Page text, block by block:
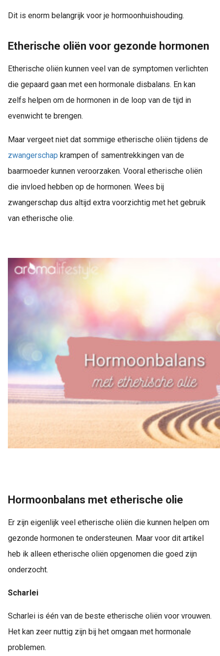
Dit is enorm belangrijk voor je hormoonhuishouding.
Etherische oliën voor gezonde hormonen
Etherische oliën kunnen veel van de symptomen verlichten
die gepaard gaan met een hormonale disbalans. En kan
zelfs helpen om de hormonen in de loop van de tijd in
evenwicht te brengen.
Maar vergeet niet dat sommige etherische oliën tijdens de
zwangerschap krampen of samentrekkingen van de
baarmoeder kunnen veroorzaken. Vooral etherische oliën
die invloed hebben op de hormonen. Wees bij
zwangerschap dus altijd extra voorzichtig met het gebruik
van etherische olie.
Hormoonbalans met etherische olie
Er zijn eigenlijk veel etherische oliën die kunnen helpen om
gezonde hormonen te ondersteunen. Maar voor dit artikel
heb ik alleen etherische oliën opgenomen die goed zijn
onderzocht.
Scharlei
Scharlei is één van de beste etherische oliën voor vrouwen.
Het kan zeer nuttig zijn bij het omgaan met hormonale
problemen.